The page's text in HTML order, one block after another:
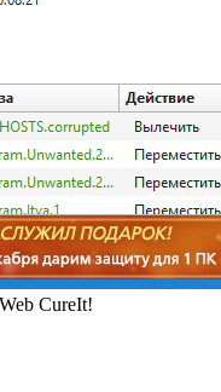
CureIt!